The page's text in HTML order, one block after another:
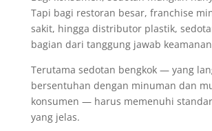
Tapi bagi restoran besar, franchise
sakit, hingga distributor plastik,
bagian dari tanggung jawab
Terutama sedotan bengkok — yang
bersentuhan dengan minuman dan
konsumen — harus memenuhi standar
yang jelas.